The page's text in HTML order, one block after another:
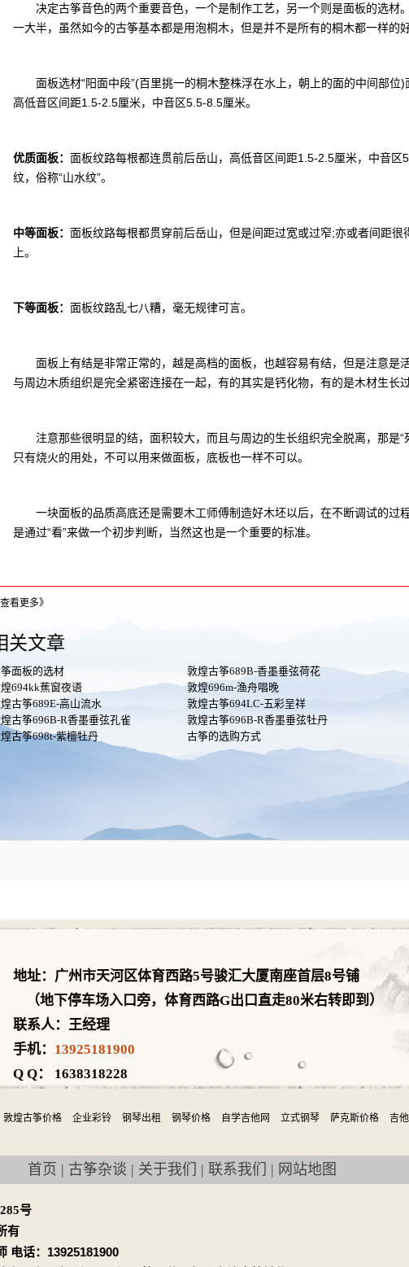
决定古筝音色的两个重要音色，一个是制作工艺，另一个则是面板的选材
一大半，虽然如今的古筝基本都是用泡桐木，但是并不是所有的桐木都一样的好
面板选材“阳面中段”(百里挑一的桐木整株浮在水上，朝上的面的中间部位)
高低音区间距1.5-2.5厘米，中音区5.5-8.5厘米。
优质面板： 面板纹路每根都连贯前后岳山，高低音区间距1.5-2.5厘米，中音区
纹，俗称“山水纹”。
中等面板： 面板纹路每根都贯穿前后岳山，但是间距过宽或过窄;亦或者间距很
上。
下等面板： 面板纹路乱七八糟，毫无规律可言。
面板上有结是非常正常的，越是高档的面板，也越容易有结，但是注意是活
与周边木质组织是完全紧密连接在一起，有的其实是钙化物，有的是木材生长
注意那些很明显的结，面积较大，而且与周边的生长组织完全脱离，那是“
只有烧火的用处，不可以用来做面板，底板也一样不可以。
一块面板的品质高底还是需要木工师傅制造好木坯以后，在不断调试的过
是通过“看”来做一个初步判断，当然这也是一个重要的标准。
看更多》
关文章
面板的选材
敦煌古筝689B-香墨垂弦荷花
694kk蕉窗夜语
敦煌696m-渔舟唱晚
古筝689E-高山流水
敦煌古筝694LC-五彩呈祥
古筝696B-R香墨垂弦孔雀
敦煌古筝696B-R香墨垂弦牡丹
古筝698t-紫檀牡丹
古筝的选购方式
地址：广州市天河区体育西路5号骏汇大厦南座首层8号铺
（地下停车场入口旁，体育西路G出口直走80米右转即到）
联系人：王经理
手机： 13925181900
Q Q： 1638318228
敦煌古筝价格 企业彩铃 钢琴出租 钢琴价格 自学吉他网 立式钢琴 萨克斯价格 吉他
首页 | 古筝杂谈 | 关于我们 | 联系我们 | 网站地图
号
有
电话：13925181900